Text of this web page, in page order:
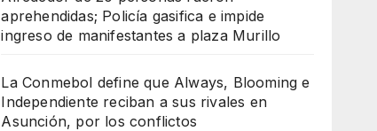
aprehendidas; Policía gasifica e impide
ingreso de manifestantes a plaza Murillo
La Conmebol define que Always, Blooming e
Independiente reciban a sus rivales en
Asunción, por los conflictos